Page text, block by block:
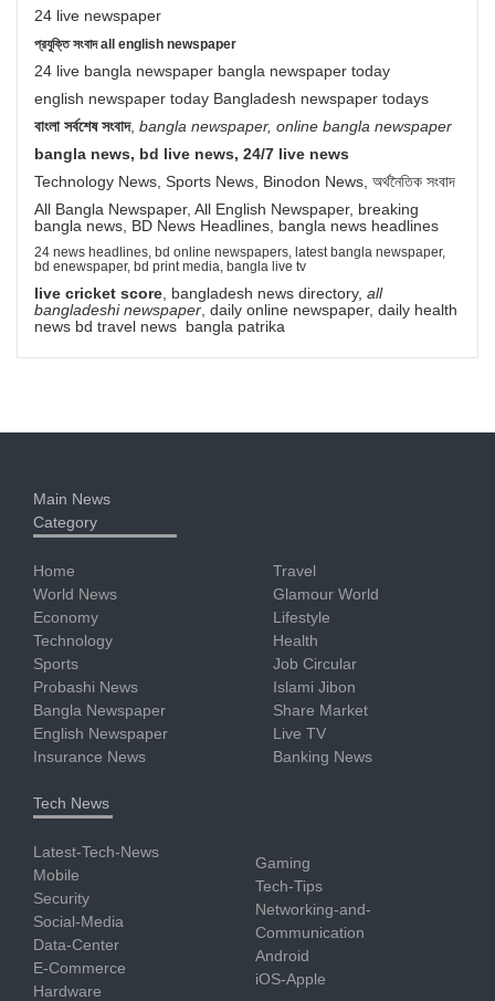
24 live newspaper
প্রযুক্তি সংবাদ all english newspaper
24 live bangla newspaper bangla newspaper today
english newspaper today Bangladesh newspaper todays
বাংলা সর্বশেষ সংবাদ, bangla newspaper, online bangla newspaper
bangla news, bd live news, 24/7 live news
Technology News, Sports News, Binodon News, অর্থনৈতিক সংবাদ
All Bangla Newspaper, All English Newspaper, breaking
bangla news, BD News Headlines, bangla news headlines
24 news headlines, bd online newspapers, latest bangla newspaper,
bd enewspaper, bd print media, bangla live tv
live cricket score , bangladesh news directory, all
bangladeshi newspaper , daily online newspaper, daily health
news bd travel news bangla patrika
Main News
Category
Home
World News
Economy
Technology
Sports
Probashi News
Bangla Newspaper
English Newspaper
Insurance News
Travel
Glamour World
Lifestyle
Health
Job Circular
Islami Jibon
Share Market
Live TV
Banking News
Tech News
Latest-Tech-News
Mobile
Security
Social-Media
Data-Center
E-Commerce
Hardware
Gaming
Tech-Tips
Networking-and-
Communication
Android
iOS-Apple